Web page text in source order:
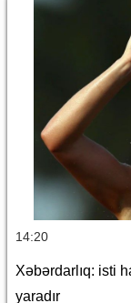
14:20
Xəbərdarlıq: isti
yaradır